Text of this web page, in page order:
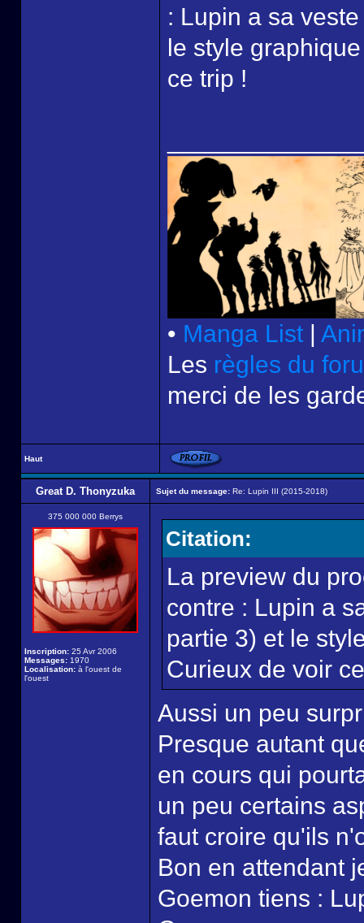
: Lupin a sa
le style
ce trip !
• Manga List |
Les règles du
merci de les
Haut
Great D. Thonyzuka Sujet du message: Re: Lupin III (2015-2018)
375 000 000 Berrys
Inscription: 25 Avr 2006
Messages: 1970
Localisation: à l'ouest de
l'ouest
Citation:
La preview du
contre : Lupin a
partie 3) et le
Curieux de voir
Aussi un peu
Presque autant
en cours qui
un peu certains
faut croire qu'ils
Bon en attendant
Goemon tiens :